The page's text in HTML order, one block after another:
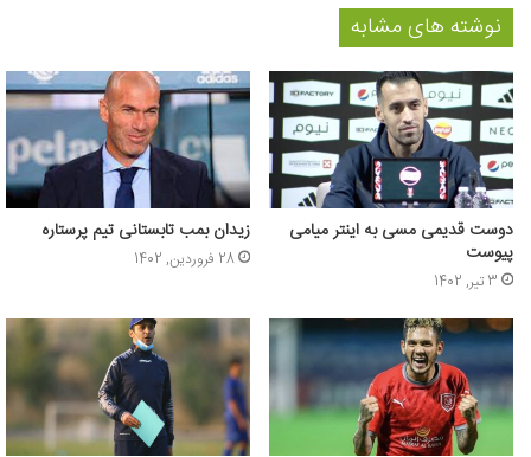
نوشته های مشابه
دوست قدیمی مسی به اینتر میامی
پیوست
3 تیر, 1402
زیدان بمب تابستانی تیم پرستاره
28 فروردین, 1402